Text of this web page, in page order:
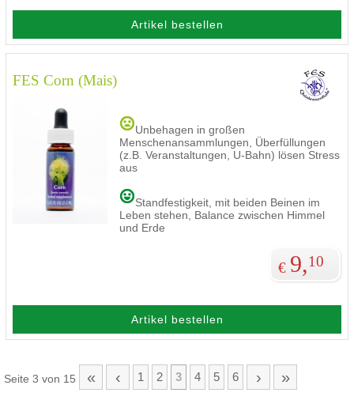
Artikel bestellen
FES Corn (Mais)
Unbehagen in großen
Menschenansammlungen, Überfüllungen
(z.B. Veranstaltungen, U-Bahn) lösen Stress
aus
Standfestigkeit, mit beiden Beinen im
Leben stehen, Balance zwischen Himmel
und Erde
€ 9,10
Artikel bestellen
Seite 3 von 15 « ‹ 1 2 3 4 5 6 › »